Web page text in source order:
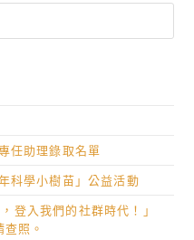
任助理錄取名單
科學小樹苗」公益活動
登入我們的社群時代！」
照。